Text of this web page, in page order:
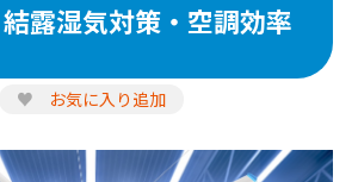
露湿気対策・空調効率
♥ お気に入り追加